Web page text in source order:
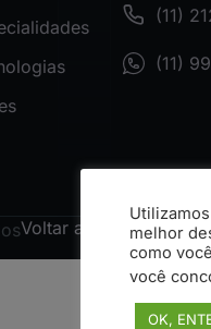
(11)
(11)
Voltar ao topomelhor
como
você
OK,